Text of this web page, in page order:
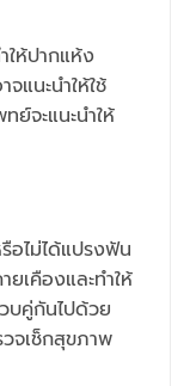
ให้ปากแห้ง
แนะนำให้ใช้
ย์จะแนะนำให้
อไม่ได้แปรงฟัน
เคืองและทำให้
บคู่กันไปด้วย
จเช็กสุขภาพ